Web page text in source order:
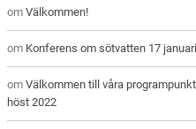
omVälkommen!
om Konferens om sötvatten 17
omVälkommen till våra
höst 2022